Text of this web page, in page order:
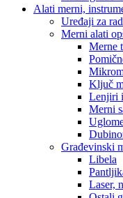
Alati merni,
Uređaji za
Merni alati
Merne
Ključ
Lenjiri
Merni
Građevinski
Libela
Laser,